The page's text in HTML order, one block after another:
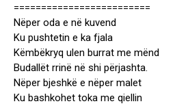
=========================
Nëper oda e në kuvend
Ku pushtetin e ka fjala
Këmbëkryq ulen burrat me mënd
Budallët rrinë në shi përjashta.
Nëper bjeshkë e nëper malet
Ku bashkohet toka me qiellin